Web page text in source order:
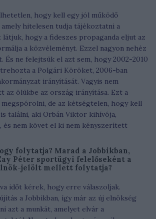
hogy kell egy jól működő
hitelesen tudja tájékoztatni a
látjuk, hogy a fideszes propaganda eljut az
a közvéleményt. Ezzel nagyon nehéz
És ne felejtsük el azt sem, hogy 2002-2010
a Polgári Köröket, 2006-ban
irányítását. Vagyis nem
az ölükbe az ország irányítása. Ezt a
de az kétségtelen, hogy kell
találni, aki Orbán Viktor kihívója,
és nem követ el ki nem kényszerített
folytatja? Marad a Jobbikban,
Péter sportügyi felelőseként a
jelölt mellett folytatja?
időt kérek, hogy erre válaszoljak.
a Jobbikban, így már az új elnökség
azt a munkát, amelyet elvár a